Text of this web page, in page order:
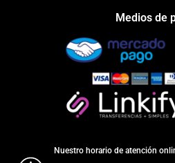
Medios de
Nuestro horario de atención